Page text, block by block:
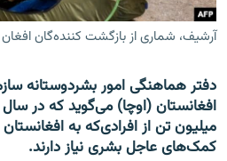
آرشیف، شماری از بازگشت کننده‌گان افغان
دفتر هماهنگی امور بشردوستانه
میلیون تن از افرادی‌که به افغانستان
کمک‌های عاجل بشری نیاز دارند.